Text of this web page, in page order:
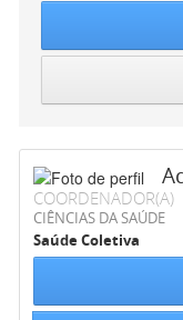
COORDENADOR(A)
CIÊNCIAS DA SAÚDE
Saúde Coletiva